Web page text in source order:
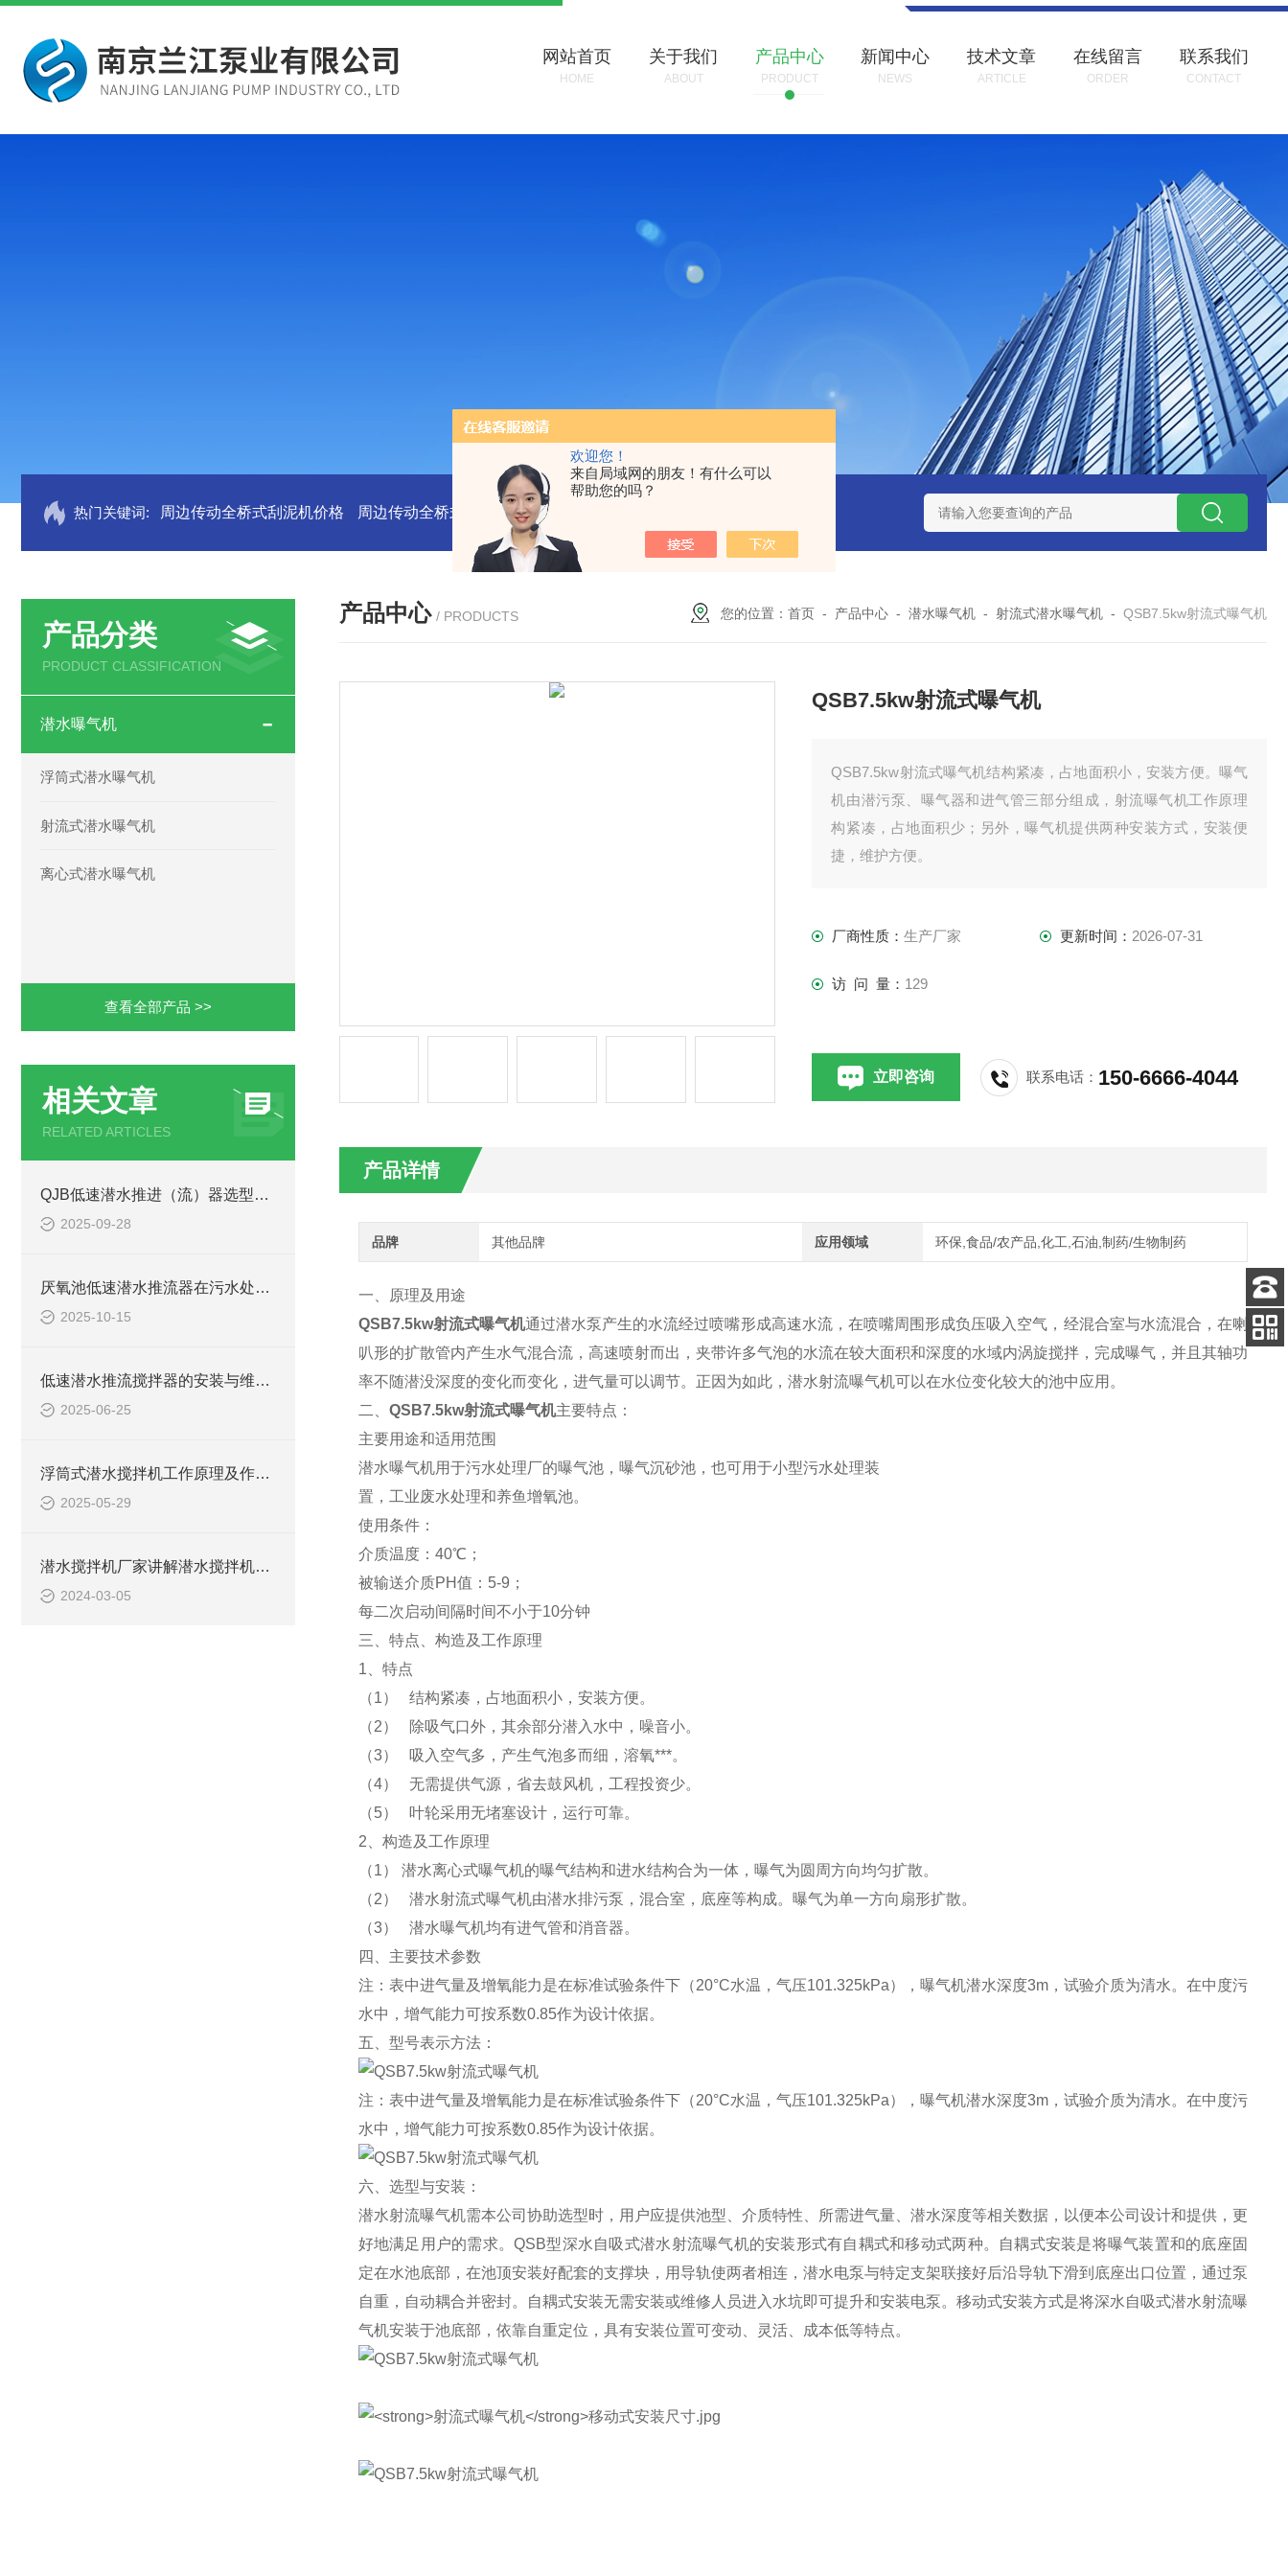
欢迎您！
来自局域网的朋友！有什么可以
帮助您的吗？
网站首页
HOME
关于我们
ABOUT
产品中心
PRODUCT
新闻中心
NEWS
技术文章
ARTICLE
在线留言
ORDER
联系我们
CONTACT
热门关键词: 周边传动全桥式刮泥机价格 周边传动全桥式刮泥机 周边传动半桥式刮泥机安装 周边传动半桥式刮泥机选型 周边传动半桥式刮泥机
产品分类
PRODUCT CLASSIFICATION
潜水曝气机
浮筒式潜水曝气机
射流式潜水曝气机
离心式潜水曝气机
查看全部产品 >>
相关文章
RELATED ARTICLES
QJB低速潜水推进（流）器选型关键考量因素
2025-09-28
厌氧池低速潜水推流器在污水处理中的作用
2025-10-15
低速潜水推流搅拌器的安装与维护技巧
2025-06-25
浮筒式潜水搅拌机工作原理及作用特点、安装图、CAD结构图
2025-05-29
潜水搅拌机厂家讲解潜水搅拌机器价格多少钱一台
2024-03-05
产品中心 / PRODUCTS 您的位置： 首页 - 产品中心 - 潜水曝气机 - 射流式潜水曝气机 - QSB7.5kw射流式曝气机
QSB7.5kw射流式曝气机
QSB7.5kw射流式曝气机结构紧凑，占地面积小，安装方便。曝气
机由潜污泵、曝气器和进气管三部分组成，射流曝气机工作原理
构紧凑，占地面积少；另外，曝气机提供两种安装方式，安装便
捷，维护方便。
厂商性质：生产厂家 更新时间： 2026-07-31
访 问 量： 129
立即咨询 联系电话： 150-6666-4044
产品详情
品牌 其他品牌 应用领域 环保,食品/农产品,化工,石油,制药/生物制药
一、原理及用途
QSB7.5kw射流式曝气机通过潜水泵产生的水流经过喷嘴形成高速水流，在喷嘴周围形成负压吸入空气，经混合室与水流混合，在喇
叭形的扩散管内产生水气混合流，高速喷射而出，夹带许多气泡的水流在较大面积和深度的水域内涡旋搅拌，完成曝气，并且其轴功
率不随潜没深度的变化而变化，进气量可以调节。正因为如此，潜水射流曝气机可以在水位变化较大的池中应用。
二、 QSB7.5kw射流式曝气机主要特点：
主要用途和适用范围
潜水曝气机用于污水处理厂的曝气池，曝气沉砂池，也可用于小型污水处理装
置，工业废水处理和养鱼增氧池。
使用条件：
介质温度：40℃；
被输送介质PH值：5-9；
每二次启动间隔时间不小于10分钟
三、特点、构造及工作原理
1、特点
（1） 结构紧凑，占地面积小，安装方便。
（2） 除吸气口外，其余部分潜入水中，噪音小。
（3） 吸入空气多，产生气泡多而细，溶氧***。
（4） 无需提供气源，省去鼓风机，工程投资少。
（5） 叶轮采用无堵塞设计，运行可靠。
2、构造及工作原理
（1） 潜水离心式曝气机的曝气结构和进水结构合为一体，曝气为圆周方向均匀扩散。
（2） 潜水射流式曝气机由潜水排污泵，混合室，底座等构成。曝气为单一方向扇形扩散。
（3） 潜水曝气机均有进气管和消音器。
四、主要技术参数
注：表中进气量及增氧能力是在标准试验条件下（20°C水温，气压101.325kPa），曝气机潜水深度3m，试验介质为清水。在中度污
水中，增气能力可按系数0.85作为设计依据。
五、型号表示方法：
注：表中进气量及增氧能力是在标准试验条件下（20°C水温，气压101.325kPa），曝气机潜水深度3m，试验介质为清水。在中度污
水中，增气能力可按系数0.85作为设计依据。
六、选型与安装：
潜水射流曝气机需本公司协助选型时，用户应提供池型、介质特性、所需进气量、潜水深度等相关数据，以便本公司设计和提供，更
好地满足用户的需求。QSB型深水自吸式潜水射流曝气机的安装形式有自耦式和移动式两种。自耦式安装是将曝气装置和的底座固
定在水池底部，在池顶安装好配套的支撑块，用导轨使两者相连，潜水电泵与特定支架联接好后沿导轨下滑到底座出口位置，通过泵
自重，自动耦合并密封。自耦式安装无需安装或维修人员进入水坑即可提升和安装电泵。移动式安装方式是将深水自吸式潜水射流曝
气机安装于池底部，依靠自重定位，具有安装位置可变动、灵活、成本低等特点。
客服
电话